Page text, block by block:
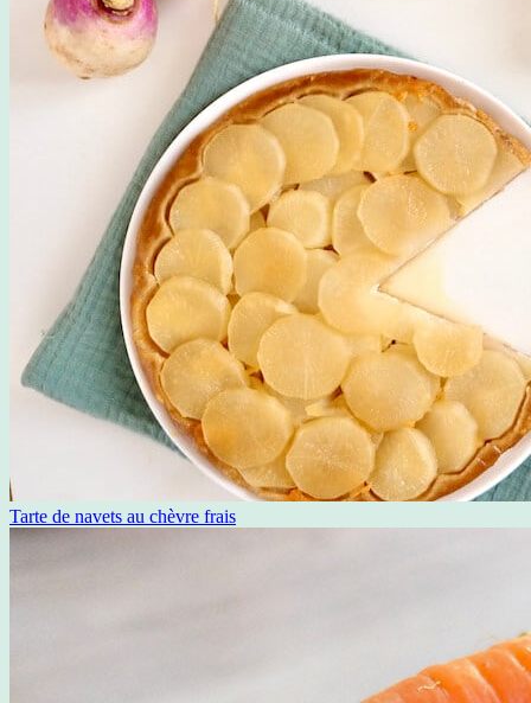
Tarte de navets au chèvre frais